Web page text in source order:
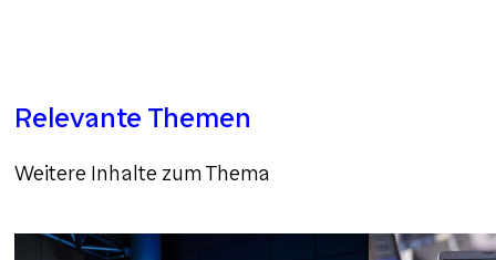
Relevante Themen
Weitere Inhalte zum Thema